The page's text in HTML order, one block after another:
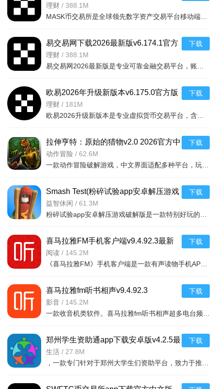
v6.160.0官方版
理财 / 388.1M
易交易网下载2026最新版v6.174.1官方
版
理财 / 388.1M
下载
欧易2026年升级新版本v6.175.0官方版
理财 / 181M
下载
拉伸亨特：原始的猎物v2.0 2026官方中
文版
动作冒险 / 62.6M
下载
Smash Test(粉碎试验app安卓解压游戏
破解版)v1.2
益智休闲 / 61.3M
下载
喜马拉雅FM手机客户端v9.4.92.3最新
版
阅读 / 145.2M
下载
喜马拉雅fm听书相声v9.4.92.3
影音 / 145.2M
下载
郑州学生资助通app下载安卓版v4.2.5最
新版
生活 / 27.8M
下载